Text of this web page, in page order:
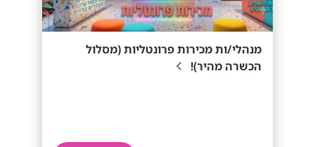
מנהלי/ות מכירות פרונטליות (מסלול
הכשרה מהיר)!